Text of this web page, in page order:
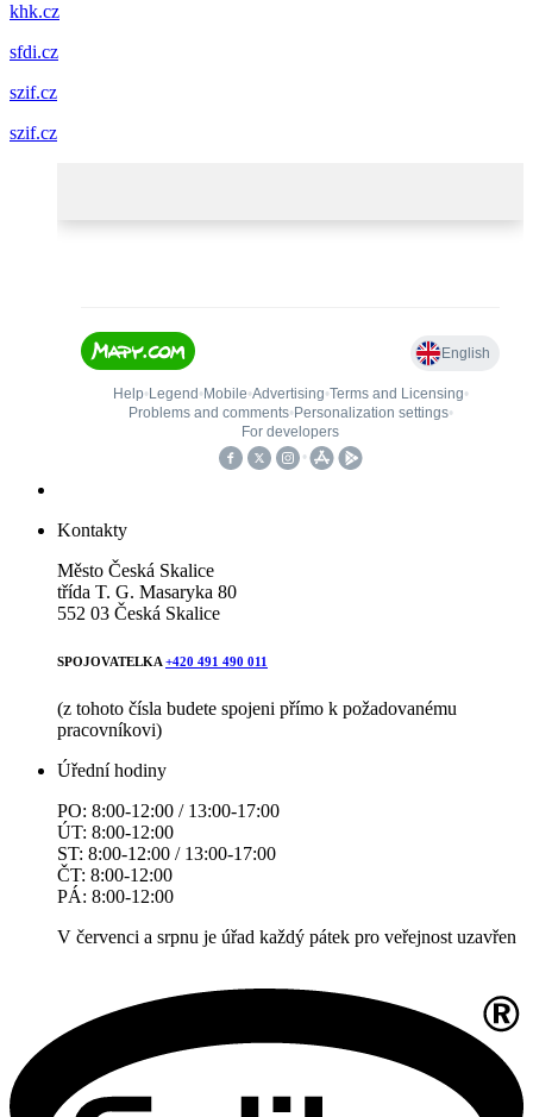
khk.cz
sfdi.cz
szif.cz
szif.cz
Kontakty
Město Česká Skalice
třída T. G. Masaryka 80
552 03 Česká Skalice
SPOJOVATELKA +420 491 490 011
(z tohoto čísla budete spojeni přímo k požadovanému
pracovníkovi)
Úřední hodiny
PO: 8:00-12:00 / 13:00-17:00
ÚT: 8:00-12:00
ST: 8:00-12:00 / 13:00-17:00
ČT: 8:00-12:00
PÁ: 8:00-12:00
V červenci a srpnu je úřad každý pátek pro veřejnost uzavřen